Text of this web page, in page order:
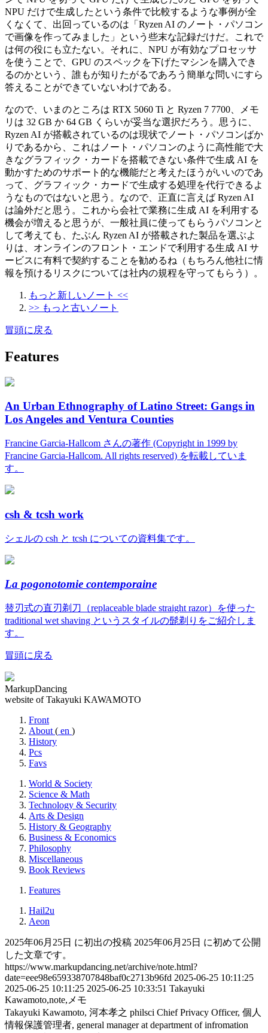
NPU だけで生成したという条件で比較するような事例が全
くなくて、出回っているのは「Ryzen AI のノート・パソコン
で画像を作ってみました」という些末な記録だけだ。これで
は何の役にも立たない。それに、NPU が有効なプロセッサ
を使うことで、GPU のスペックを下げたマシンを購入でき
るのかという、誰もが知りたがるであろう簡単な問いにすら
答えることができていないわけである。
なので、いまのところは RTX 5060 Ti と Ryzen 7 7700、メモ
リは 32 GB か 64 GB くらいが妥当な選択だろう。思うに、
Ryzen AI が搭載されているのは現状でノート・パソコンばか
りであるから、これはノート・パソコンのように高性能で大
きなグラフィック・カードを搭載できない条件で生成 AI を
動かすためのサポート的な機能だと考えたほうがいいのであ
って、グラフィック・カードで生成する処理を代行できるよ
うなものではないと思う。なので、正直に言えば Ryzen AI
は論外だと思う。これから会社で業務に生成 AI を利用する
機会が増えると思うが、一般社員に使ってもらうパソコンと
して考えても、たぶん Ryzen AI が搭載された製品を選ぶよ
りは、オンラインのフロント・エンドで利用する生成 AI サ
ービスに有料で契約することを勧めるね（もちろん他社に情
報を預けるリスクについては社内の規程を守ってもらう）。
もっと新しいノート <<
>> もっと古いノート
冒頭に戻る
Features
An Urban Ethnography of Latino Street: Gangs in
Los Angeles and Ventura Counties
Francine Garcia-Hallcom さんの著作 (Copyright in 1999 by
Francine Garcia-Hallcom. All rights reserved) を転載していま
す。
csh & tcsh work
シェルの csh と tcsh についての資料集です。
La pogonotomie contemporaine
替刃式の直刃剃刀（replaceable blade straight razor）を使った
traditional wet shaving というスタイルの髭剃りをご紹介しま
す。
冒頭に戻る
MarkupDancing
website of Takayuki KAWAMOTO
Front
About ( en )
History
Pcs
Favs
World & Society
Science & Math
Technology & Security
Arts & Design
History & Geography
Business & Economics
Philosophy
Miscellaneous
Book Reviews
Features
Hail2u
Aeon
2025年06月25日 に初出の投稿 2025年06月25日 に初めて公開
した文章です。
https://www.markupdancing.net/archive/note.html?
date=eee98e659338707848baf0c2713b96fd 2025-06-25 10:11:25
2025-06-25 10:11:25 2025-06-25 10:33:51 Takayuki
Kawamoto,note,メモ
Takayuki Kawamoto, 河本孝之 philsci Chief Privacy Officer, 個人
情報保護管理者, general manager at department of infromation